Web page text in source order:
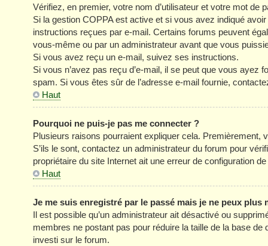
Vérifiez, en premier, votre nom d’utilisateur et votre mot de
Si la gestion COPPA est active et si vous avez indiqué
instructions reçues par e-mail. Certains forums peuvent
vous-même ou par un administrateur avant que vous
Si vous avez reçu un e-mail, suivez ses instructions.
Si vous n’avez pas reçu d’e-mail, il se peut que vous ayez
spam. Si vous êtes sûr de l’adresse e-mail fournie,
Haut
Pourquoi ne puis-je pas me connecter ?
Plusieurs raisons pourraient expliquer cela. Premièrement,
S’ils le sont, contactez un administrateur du forum pour
propriétaire du site Internet ait une erreur de configuration
Haut
Je me suis enregistré par le passé mais je ne peux plus
Il est possible qu’un administrateur ait désactivé ou
membres ne postant pas pour réduire la taille de la base
investi sur le forum.